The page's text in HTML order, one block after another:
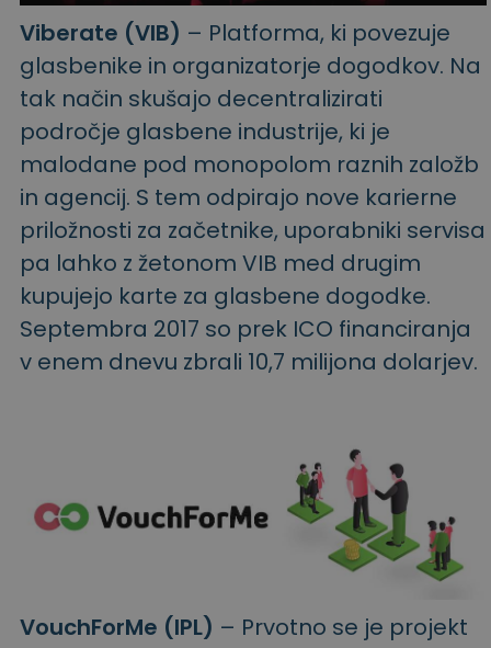
Viberate (VIB) – Platforma, ki povezuje
glasbenike in organizatorje dogodkov. Na
tak način skušajo decentralizirati
področje glasbene industrije, ki je
malodane pod monopolom raznih založb
in agencij. S tem odpirajo nove karierne
priložnosti za začetnike, uporabniki servisa
pa lahko z žetonom VIB med drugim
kupujejo karte za glasbene dogodke.
Septembra 2017 so prek ICO financiranja
v enem dnevu zbrali 10,7 milijona dolarjev.
VouchForMe (IPL) – Prvotno se je projekt